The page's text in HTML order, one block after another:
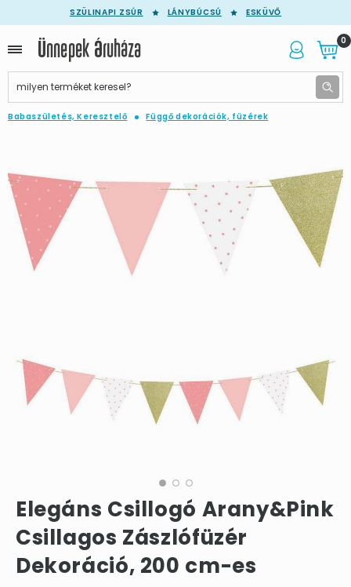
SZÜLINAPI ZSÚR LÁNYBÚCSÚ ESKÜVŐ
0
Babaszületés, Keresztelő Függő dekorációk, füzérek
Elegáns Csillogó Arany&Pink
Csillagos Zászlófüzér
Dekoráció, 200 cm-es